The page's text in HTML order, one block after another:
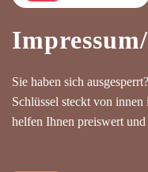
Sie haben sich
Schlüssel steckt von
helfen Ihnen preiswert